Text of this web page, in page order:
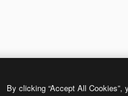
By clicking “Accept All